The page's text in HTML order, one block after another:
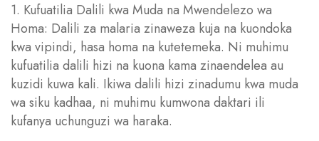
1. Kufuatilia Dalili kwa Muda na Mwendelezo wa
Homa: Dalili za malaria zinaweza kuja na kuondoka
kwa vipindi, hasa homa na kutetemeka. Ni muhimu
kufuatilia dalili hizi na kuona kama zinaendelea au
kuzidi kuwa kali. Ikiwa dalili hizi zinadumu kwa muda
wa siku kadhaa, ni muhimu kumwona daktari ili
kufanya uchunguzi wa haraka.